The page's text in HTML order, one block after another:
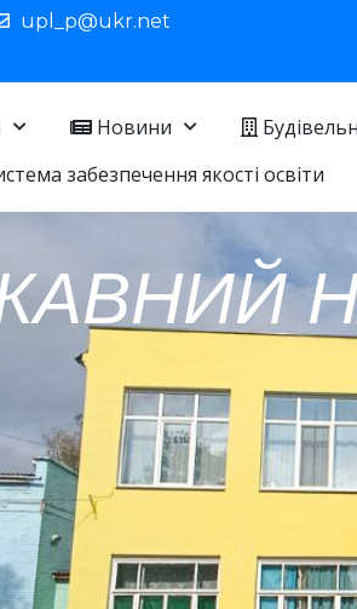
upl_p@ukr.net
Новини
забезпечення якості освіти